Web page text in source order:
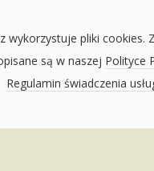
wykorzystuje pliki
są w naszej Polityce
Regulamin świadczenia